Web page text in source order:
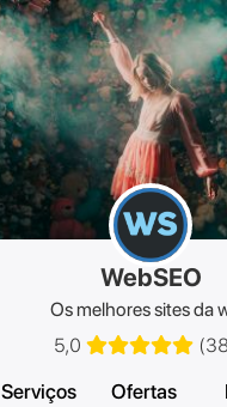
WebSEO
Os melhores sites da
5,0
(
Serviços Ofertas